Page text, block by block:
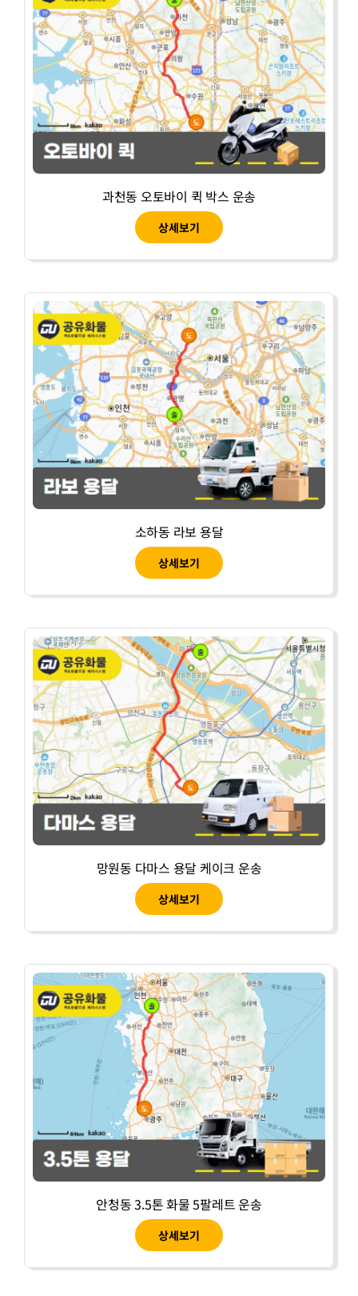
과천동 오토바이 퀵 박스 운송
상세보기
소하동 라보 용달
상세보기
망원동 다마스 용달 케이크 운송
상세보기
안청동 3.5톤 화물 5팔레트 운송
상세보기